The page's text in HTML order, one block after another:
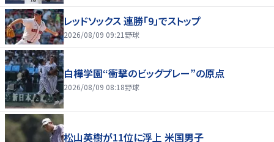
レッドソックス 連勝「9」でストップ
2026/08/09 09:21 野球
白樺学園“衝撃のビッグプレー”の原点
2026/08/09 08:18野球
松山英樹が11位に浮上 米国男子